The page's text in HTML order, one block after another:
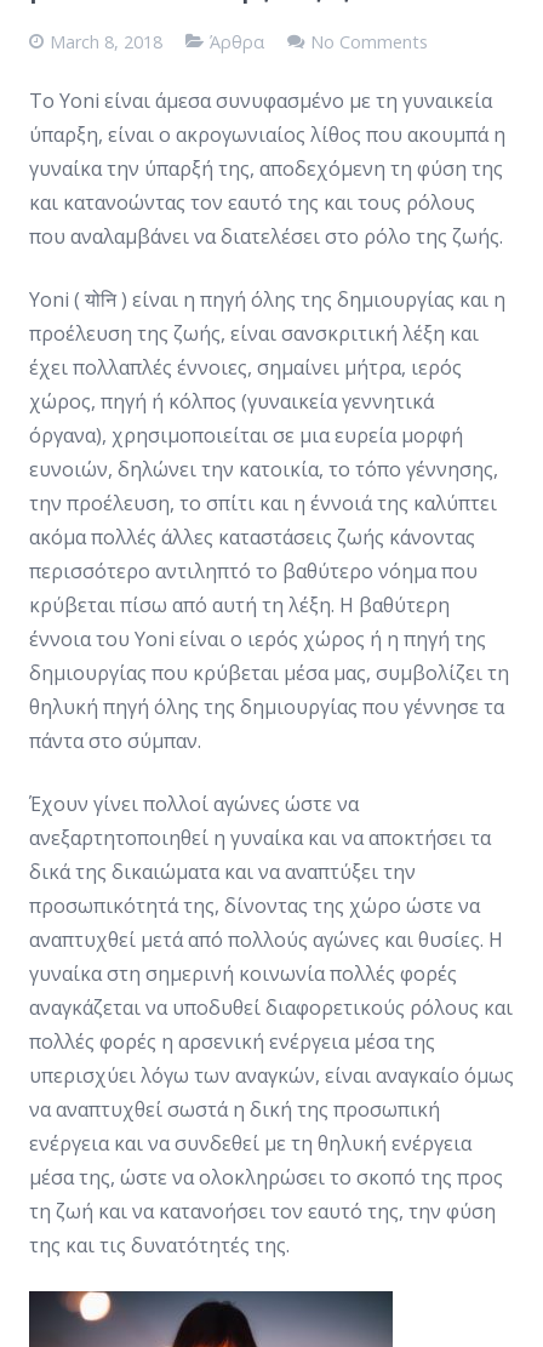
March 8, 2018 Άρθρα No Comments
Το Yoni είναι άμεσα συνυφασμένο με τη γυναικεία
ύπαρξη, είναι ο ακρογωνιαίος λίθος που ακουμπά η
γυναίκα την ύπαρξή της, αποδεχόμενη τη φύση της
και κατανοώντας τον εαυτό της και τους ρόλους
που αναλαμβάνει να διατελέσει στο ρόλο της ζωής.
Yoni ( योनि ) είναι η πηγή όλης της δημιουργίας και η
προέλευση της ζωής, είναι σανσκριτική λέξη και
έχει πολλαπλές έννοιες, σημαίνει μήτρα, ιερός
χώρος, πηγή ή κόλπος (γυναικεία γεννητικά
όργανα), χρησιμοποιείται σε μια ευρεία μορφή
ευνοιών, δηλώνει την κατοικία, το τόπο γέννησης,
την προέλευση, το σπίτι και η έννοιά της καλύπτει
ακόμα πολλές άλλες καταστάσεις ζωής κάνοντας
περισσότερο αντιληπτό το βαθύτερο νόημα που
κρύβεται πίσω από αυτή τη λέξη. Η βαθύτερη
έννοια του Yoni είναι ο ιερός χώρος ή η πηγή της
δημιουργίας που κρύβεται μέσα μας, συμβολίζει τη
θηλυκή πηγή όλης της δημιουργίας που γέννησε τα
πάντα στο σύμπαν.
Έχουν γίνει πολλοί αγώνες ώστε να
ανεξαρτητοποιηθεί η γυναίκα και να αποκτήσει τα
δικά της δικαιώματα και να αναπτύξει την
προσωπικότητά της, δίνοντας της χώρο ώστε να
αναπτυχθεί μετά από πολλούς αγώνες και θυσίες. Η
γυναίκα στη σημερινή κοινωνία πολλές φορές
αναγκάζεται να υποδυθεί διαφορετικούς ρόλους και
πολλές φορές η αρσενική ενέργεια μέσα της
υπερισχύει λόγω των αναγκών, είναι αναγκαίο όμως
να αναπτυχθεί σωστά η δική της προσωπική
ενέργεια και να συνδεθεί με τη θηλυκή ενέργεια
μέσα της, ώστε να ολοκληρώσει το σκοπό της προς
τη ζωή και να κατανοήσει τον εαυτό της, την φύση
της και τις δυνατότητές της.